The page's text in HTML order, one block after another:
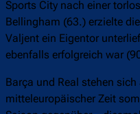
Sports City nach einer
Bellingham (63.) erzielte
Valjent ein Eigentor
ebenfalls erfolgreich war
Barça und Real stehen
mitteleuropäischer Zeit